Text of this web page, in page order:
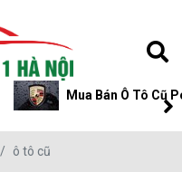
Mua Bán Ô Tô Cũ
ô tô cũ